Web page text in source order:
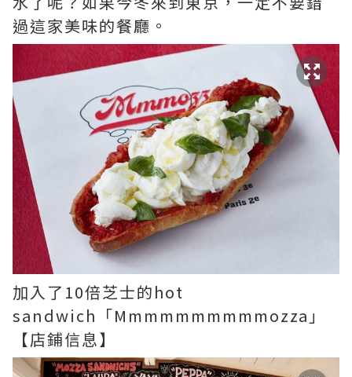
過這家美味的餐廳。
加入了10倍芝士的hot
sandwich「Mmmmmmmmmmozza」
【店鋪信息】